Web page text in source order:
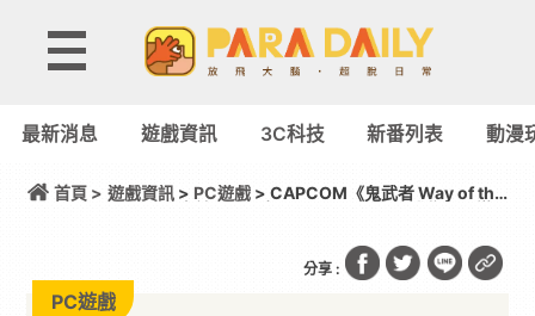
最新消息 遊戲資訊 3C科技 新番列表 動漫
首頁 > 遊戲資訊> PC遊戲> CAPCOM《鬼武者 Way of the
分享 :
PC遊戲